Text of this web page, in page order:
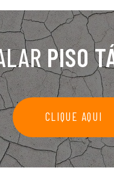
PISO
CLIQUE AQUI